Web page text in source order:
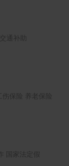
全体人员共同
资及福利计
度奖金等（出勤
食品， 如面
通补助
保险 养老保险
国家法定假